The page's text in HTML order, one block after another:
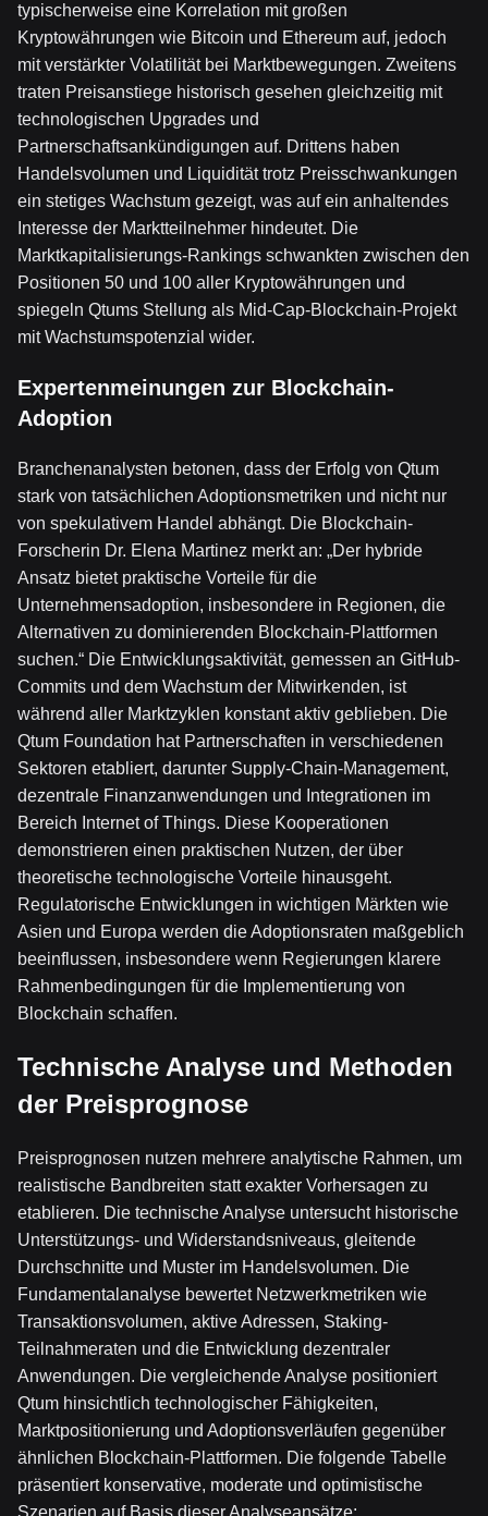
typischerweise eine Korrelation mit großen
Kryptowährungen wie Bitcoin und Ethereum auf, jedoch
mit verstärkter Volatilität bei Marktbewegungen. Zweitens
traten Preisanstiege historisch gesehen gleichzeitig mit
technologischen Upgrades und
Partnerschaftsankündigungen auf. Drittens haben
Handelsvolumen und Liquidität trotz Preisschwankungen
ein stetiges Wachstum gezeigt, was auf ein anhaltendes
Interesse der Marktteilnehmer hindeutet. Die
Marktkapitalisierungs-Rankings schwankten zwischen den
Positionen 50 und 100 aller Kryptowährungen und
spiegeln Qtums Stellung als Mid-Cap-Blockchain-Projekt
mit Wachstumspotenzial wider.
Expertenmeinungen zur Blockchain-
Adoption
Branchenanalysten betonen, dass der Erfolg von Qtum
stark von tatsächlichen Adoptionsmetriken und nicht nur
von spekulativem Handel abhängt. Die Blockchain-
Forscherin Dr. Elena Martinez merkt an: „Der hybride
Ansatz bietet praktische Vorteile für die
Unternehmensadoption, insbesondere in Regionen, die
Alternativen zu dominierenden Blockchain-Plattformen
suchen.“ Die Entwicklungsaktivität, gemessen an GitHub-
Commits und dem Wachstum der Mitwirkenden, ist
während aller Marktzyklen konstant aktiv geblieben. Die
Qtum Foundation hat Partnerschaften in verschiedenen
Sektoren etabliert, darunter Supply-Chain-Management,
dezentrale Finanzanwendungen und Integrationen im
Bereich Internet of Things. Diese Kooperationen
demonstrieren einen praktischen Nutzen, der über
theoretische technologische Vorteile hinausgeht.
Regulatorische Entwicklungen in wichtigen Märkten wie
Asien und Europa werden die Adoptionsraten maßgeblich
beeinflussen, insbesondere wenn Regierungen klarere
Rahmenbedingungen für die Implementierung von
Blockchain schaffen.
Technische Analyse und Methoden
der Preisprognose
Preisprognosen nutzen mehrere analytische Rahmen, um
realistische Bandbreiten statt exakter Vorhersagen zu
etablieren. Die technische Analyse untersucht historische
Unterstützungs- und Widerstandsniveaus, gleitende
Durchschnitte und Muster im Handelsvolumen. Die
Fundamentalanalyse bewertet Netzwerkmetriken wie
Transaktionsvolumen, aktive Adressen, Staking-
Teilnahmeraten und die Entwicklung dezentraler
Anwendungen. Die vergleichende Analyse positioniert
Qtum hinsichtlich technologischer Fähigkeiten,
Marktpositionierung und Adoptionsverläufen gegenüber
ähnlichen Blockchain-Plattformen. Die folgende Tabelle
präsentiert konservative, moderate und optimistische
Szenarien auf Basis dieser Analyseansätze: